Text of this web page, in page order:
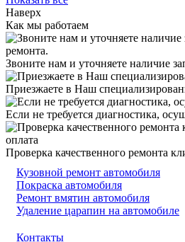
Наверх
Как мы работаем
Звоните нам и уточняете наличие
Приезжаете в Наш
Если не требуется диагностика,
Проверка качественного ремонта
Контакты
Кузовной ремонт автомобиля
Покраска автомобиля
Ремонт вмятин автомобиля
Удаление царапин на автомобиле